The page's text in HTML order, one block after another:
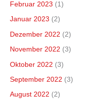
Februar 2023 (1)
Januar 2023 (2)
Dezember 2022 (2)
November 2022 (3)
Oktober 2022 (3)
September 2022 (3)
August 2022 (2)